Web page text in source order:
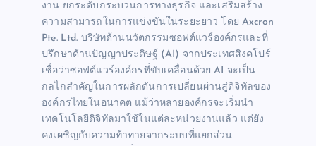
งาน ยกระดับกระบวนการทางธุรกิจ และเสริมสร้าง
ความสามารถในการแข่งขันในระยะยาว โดย Axcron
Pte. Ltd. บริษัทด้านนวัตกรรมซอฟต์แวร์องค์กรและที่
ปรึกษาด้านปัญญาประดิษฐ์ (AI) จากประเทศสิงคโปร์
เชื่อว่าซอฟต์แวร์องค์กรที่ขับเคลื่อนด้วย AI จะเป็น
กลไกสำคัญในการผลักดันการเปลี่ยนผ่านสู่ดิจิทัลของ
องค์กรไทยในอนาคต แม้ว่าหลายองค์กรจะเริ่มนำ
เทคโนโลยีดิจิทัลมาใช้ในแต่ละหน่วยงานแล้ว แต่ยัง
คงเผชิญกับความท้าทายจากระบบที่แยกส่วน